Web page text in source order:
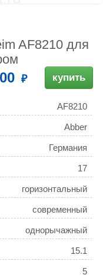
AF8210 для
купить
AF8210
Abber
Германия
17
горизонтальный
(стандартный)
современный
однорычажный
15.1
5